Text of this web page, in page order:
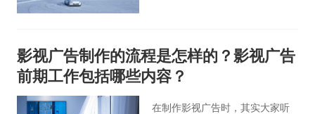
台，以电视台的独特地位极易让
观众产生信任感。而网上宣传片
依靠“撒网钓大鱼”的概念扩大营销
范围，总有相应的消费者被吸
影视广告制作的流程是怎样的？影视广告
前期工作包括哪些内容？
在制作影视广告时，其实大家听